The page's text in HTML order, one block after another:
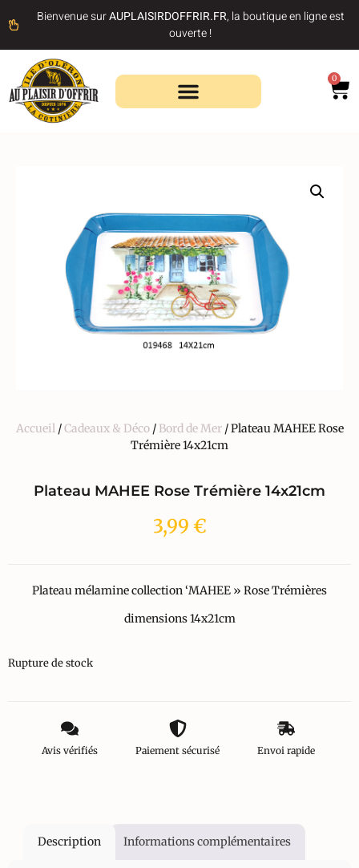
Bienvenue surAUPLAISIRDOFFRIR.FR, la boutique en ligne est
ouverte !
0
Accueil/Cadeaux & Déco/ Bord de Mer/ Plateau MAHEE Rose
Trémière 14x21cm
Plateau MAHEE Rose Trémière 14x21cm
3,99 €
Plateau mélamine collection ‘MAHEE » Rose Trémières
dimensions 14x21cm
Rupture de stock
Avis vérifiés Paiement sécurisé Envoi rapide
Description Informations complémentaires